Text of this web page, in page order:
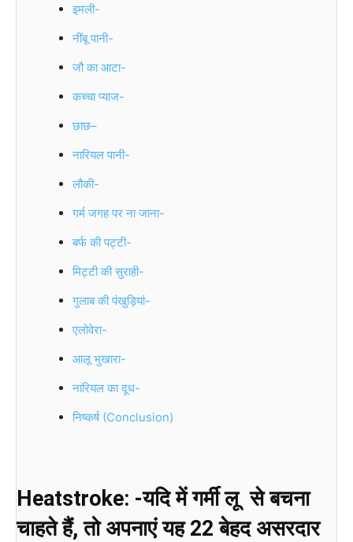
इमली-
नींबू पानी-
जौ का आटा-
कच्चा प्याज-
छाछ–
नारियल पानी-
लौकी-
गर्म जगह पर ना जाना-
बर्फ की पट्टी-
मिट्टी की सुराही-
गुलाब की पंखुड़ियां-
एलोवेरा-
आलू भुखारा-
नारियल का दूध-
निष्कर्ष (Conclusion)
Heatstroke: -यदि में गर्मी लू से बचना
चाहते हैं, तो अपनाएं यह 22 बेहद असरदार